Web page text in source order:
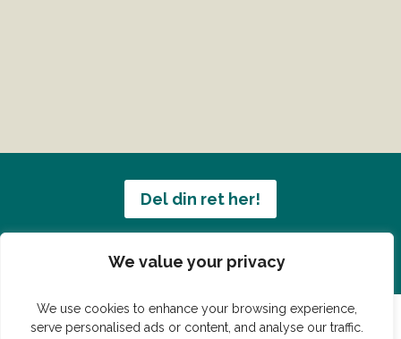
We value your privacy
We use cookies to enhance your browsing experience,
serve personalised ads or content, and analyse our traffic.
Del din ret her!
Har du en konge ret du vil dele?